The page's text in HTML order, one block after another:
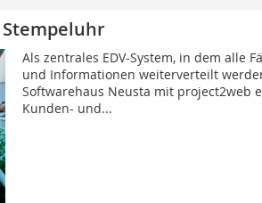
Stempeluhr
Als zentrales EDV-System, in dem alle
und Informationen weiterverteilt
Softwarehaus Neusta mit project2web
Kunden- und...